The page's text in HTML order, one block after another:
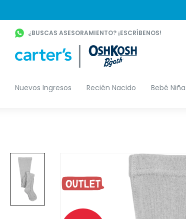
Nuevos Ingresos Recién Nacido Bebé Niña
¿BUSCAS ASESORAMIENTO? ¡ESCRÍBENOS!